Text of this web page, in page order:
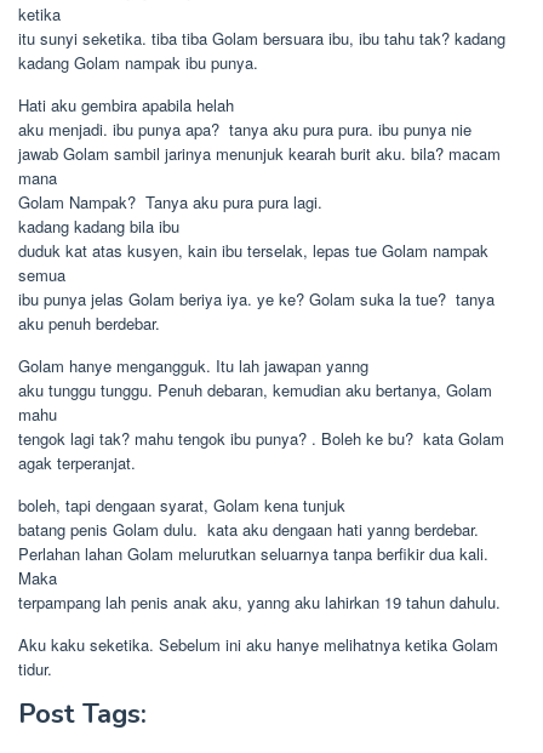
ketika
itu sunyi seketika. tiba tiba Golam bersuara ibu, ibu tahu tak? kadang
kadang Golam nampak ibu punya.
Hati aku gembira apabila helah
aku menjadi. ibu punya apa?  tanya aku pura pura. ibu punya nie
jawab Golam sambil jarinya menunjuk kearah burit aku. bila? macam
mana
Golam Nampak?  Tanya aku pura pura lagi.
kadang kadang bila ibu
duduk kat atas kusyen, kain ibu terselak, lepas tue Golam nampak
semua
ibu punya jelas Golam beriya iya. ye ke? Golam suka la tue?  tanya
aku penuh berdebar.
Golam hanye mengangguk. Itu lah jawapan yanng
aku tunggu tunggu. Penuh debaran, kemudian aku bertanya, Golam
mahu
tengok lagi tak? mahu tengok ibu punya? . Boleh ke bu?  kata Golam
agak terperanjat.
boleh, tapi dengaan syarat, Golam kena tunjuk
batang penis Golam dulu.  kata aku dengaan hati yanng berdebar.
Perlahan lahan Golam melurutkan seluarnya tanpa berfikir dua kali.
Maka
terpampang lah penis anak aku, yanng aku lahirkan 19 tahun dahulu.
Aku kaku seketika. Sebelum ini aku hanye melihatnya ketika Golam
tidur.
Post Tags: